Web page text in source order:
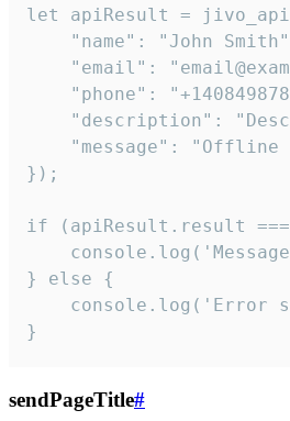
let apiResult =
"name": "John
"email":
"phone":
"description":
"message": "Offline
});
if (apiResult.result
} else {
console.log('Error
}
sendPageTitle#